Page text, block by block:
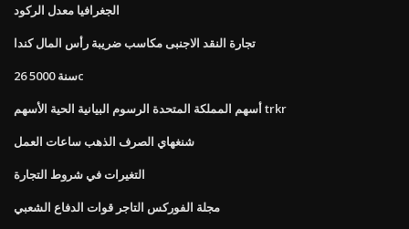
الجغرافيا معدل الركود
تجارة النقد الاجنبى مكاسب ضريبة رأس المال كندا
26 سنة 5000c
أسهم المملكة المتحدة الرسوم البيانية الحية الأسهم trkr
شنغهاي الصرف الذهب ساعات العمل
التغيرات في شروط التجارة
مجلة الفوركس التاجر قوات الدفاع الشعبي